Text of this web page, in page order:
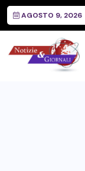
AGOSTO 9, 2026